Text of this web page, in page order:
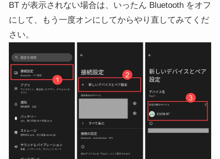
BT が表示されない場合は、いったん Bluetooth をオフ
にして、もう一度オンにしてからやり直してみてくだ
さい。